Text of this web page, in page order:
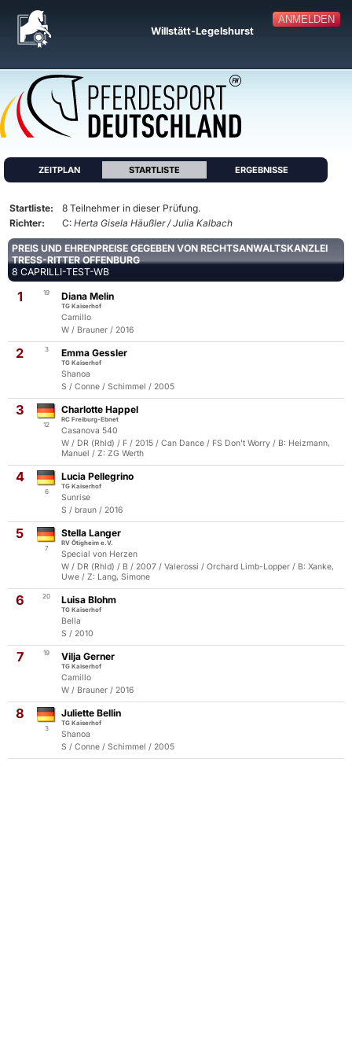
ANMELDEN
Willstätt-Legelshurst
ZEITPLAN STARTLISTE ERGEBNISSE
Startliste:
8 Teilnehmer in dieser Prüfung.
Richter:
C: Herta Gisela Häußler / Julia Kalbach
PREIS UND EHRENPREISE GEGEBEN VON RECHTSANWALTSKANZLEI
TRESS-RITTER OFFENBURG
8 CAPRILLI-TEST-WB
1 19 Diana Melin
TG Kaiserhof
Camillo
W / Brauner / 2016
2 3 Emma Gessler
TG Kaiserhof
Shanoa
S / Conne / Schimmel / 2005
3
12
Charlotte Happel
RC Freiburg-Ebnet
Casanova 540
W / DR (Rhld) / F / 2015 / Can Dance / FS Don't Worry / B: Heizmann,
Manuel / Z: ZG Werth
4
6
Lucia Pellegrino
TG Kaiserhof
Sunrise
S / braun / 2016
5
7
Stella Langer
RV Ötigheim e.V.
Special von Herzen
W / DR (Rhld) / B / 2007 / Valerossi / Orchard Limb-Lopper / B: Xanke,
Uwe / Z: Lang, Simone
6 20 Luisa Blohm
TG Kaiserhof
Bella
S / 2010
7 19 Vilja Gerner
TG Kaiserhof
Camillo
W / Brauner / 2016
8
3
Juliette Bellin
TG Kaiserhof
Shanoa
S / Conne / Schimmel / 2005